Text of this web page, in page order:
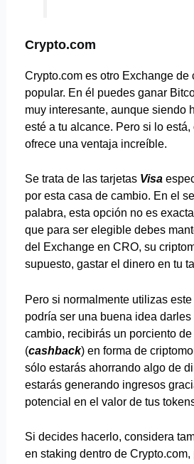
Crypto.com
Crypto.com es otro Exchange de
popular. En él puedes ganar
muy interesante, aunque siendo
esté a tu alcance. Pero si lo
ofrece una ventaja increíble.
Se trata de las tarjetas Visa
por esta casa de cambio. En el
palabra, esta opción no es
que para ser elegible debes
del Exchange en CRO, su
supuesto, gastar el dinero en tu
Pero si normalmente utilizas
podría ser una buena idea
cambio, recibirás un porciento
(cashback) en forma de
sólo estarás ahorrando algo de
estarás generando ingresos
potencial en el valor de tus
Si decides hacerlo, considera
en staking dentro de